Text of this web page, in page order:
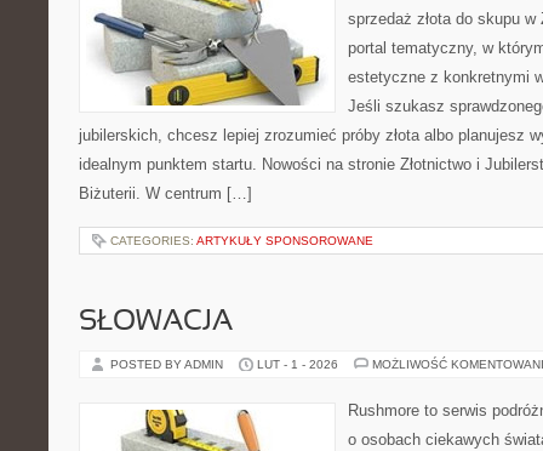
sprzedaż złota do skupu
portal tematyczny, w
estetyczne z konkretnymi
Jeśli szukasz
jubilerskich, chcesz lepiej zrozumieć próby złota albo planujesz
idealnym punktem startu. Nowości na stronie Złotnictwo i
Biżuterii. W centrum […]
CATEGORIES: ARTYKUŁY SPONSOROWANE
SŁOWACJA
POSTED BY ADMIN LUT - 1 - 2026 MOŻLIWOŚĆ
Rushmore to serwis
o osobach ciekawych